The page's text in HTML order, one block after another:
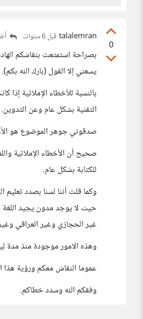
0
talalemran قبل 6 سنوات
بصراحة استمتعت بنقاشكم
يسعني إلا القول (بارك الله بكم).
بالنسبة للأخطاء الإملائية
التقنية بشكل عام وعن التدوين.
صدقوني جوهر الموضوع هو
صحيح أن الأخطاء الإملائية
للكتابة بشكل عام.
وكما قلت أننا لسنا بصدد تعليم
حيث لا يوجد مدون يجيد اللغة
غير الحجازي وغير العراقي
وهذه الامور موجودة منذ مدة ليست
عموما النقاش معكم ورؤية
وفقكم الله وسدد خطاكم.